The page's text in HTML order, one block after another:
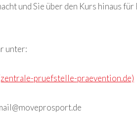
und Sie über den Kurs hinaus
unter:
pruefstelle-praevention.de)